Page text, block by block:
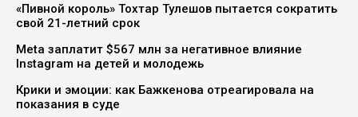
«Пивной король» Тохтар Тулешов пытается сократить
свой 21-летний срок
Meta заплатит $567 млн за негативное влияние
Instagram на детей и молодежь
Крики и эмоции: как Бажкенова отреагировала на
показания в суде